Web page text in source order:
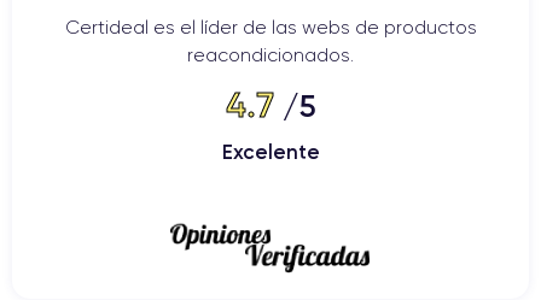
Certideal es el líder de las webs de productos
reacondicionados.
4.7/5
Excelente